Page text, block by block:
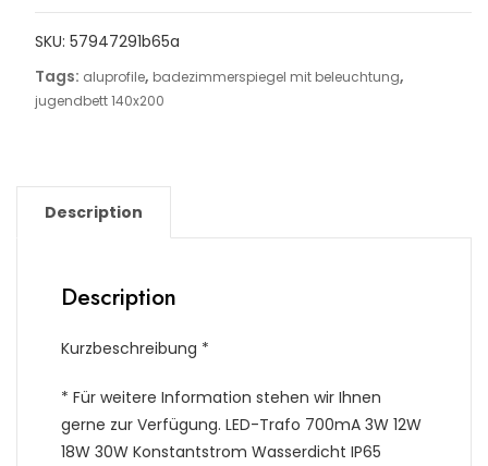
SKU: 57947291b65a
Tags: aluprofile, badezimmerspiegel mit beleuchtung,
jugendbett 140x200
Description
Description
Kurzbeschreibung *
* Für weitere Information stehen wir Ihnen
gerne zur Verfügung. LED-Trafo 700mA 3W 12W
18W 30W Konstantstrom Wasserdicht IP65